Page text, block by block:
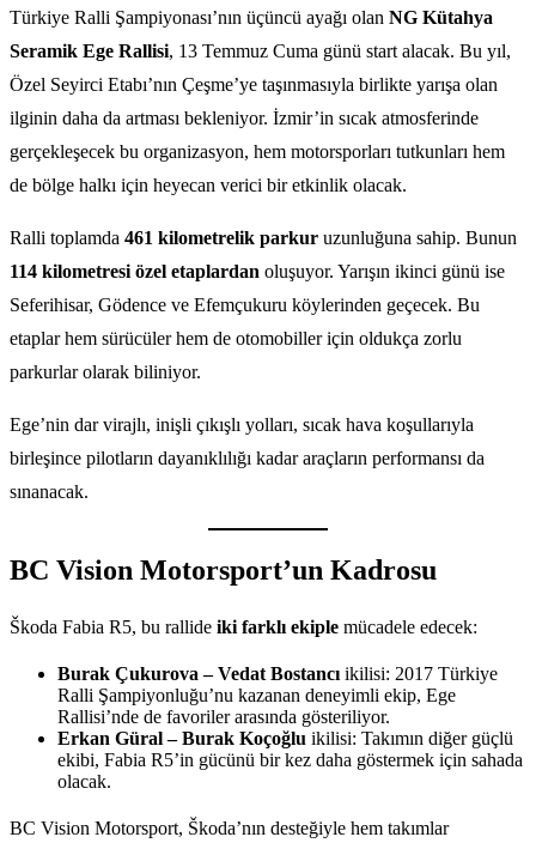
Türkiye Ralli Şampiyonası’nın üçüncü ayağı olan NG Kütahya
Seramik Ege Rallisi, 13 Temmuz Cuma günü start alacak. Bu yıl,
Özel Seyirci Etabı’nın Çeşme’ye taşınmasıyla birlikte yarışa olan
ilginin daha da artması bekleniyor. İzmir’in sıcak atmosferinde
gerçekleşecek bu organizasyon, hem motorsporları tutkunları hem
de bölge halkı için heyecan verici bir etkinlik olacak.
Ralli toplamda 461 kilometrelik parkur uzunluğuna sahip. Bunun
114 kilometresi özel etaplardan oluşuyor. Yarışın ikinci günü ise
Seferihisar, Gödence ve Efemçukuru köylerinden geçecek. Bu
etaplar hem sürücüler hem de otomobiller için oldukça zorlu
parkurlar olarak biliniyor.
Ege’nin dar virajlı, inişli çıkışlı yolları, sıcak hava koşullarıyla
birleşince pilotların dayanıklılığı kadar araçların performansı da
sınanacak.
BC Vision Motorsport’un Kadrosu
Škoda Fabia R5, bu rallide iki farklı ekiple mücadele edecek:
Burak Çukurova – Vedat Bostancı ikilisi: 2017 Türkiye
Ralli Şampiyonluğu’nu kazanan deneyimli ekip, Ege
Rallisi’nde de favoriler arasında gösteriliyor.
Erkan Güral – Burak Koçoğlu ikilisi: Takımın diğer güçlü
ekibi, Fabia R5’in gücünü bir kez daha göstermek için sahada
olacak.
BC Vision Motorsport, Škoda’nın desteğiyle hem takımlar